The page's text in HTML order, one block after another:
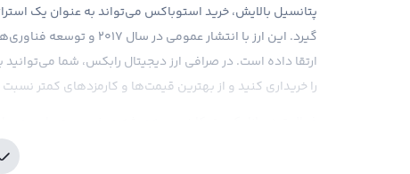
پتانسیل بالایش، خرید استوباکس می‌تواند به عنوان یک
گیرد. این ارز با انتشار
ارتقا داده است. در صرافی ارز دیجیتال رابکس، شما
را خریداری کنید و از بهترین قیمت‌ها و کارمزدهای کمتر
استوباکس نیز از این قاعده مستثنی نیست و نیاز به بررسی